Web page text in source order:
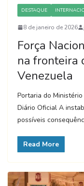
DESTAQUE
8 de janeiro de 2026
Força
na fronteira
Venezuela
Portaria do
Diário Oficial A
possíveis
Read More